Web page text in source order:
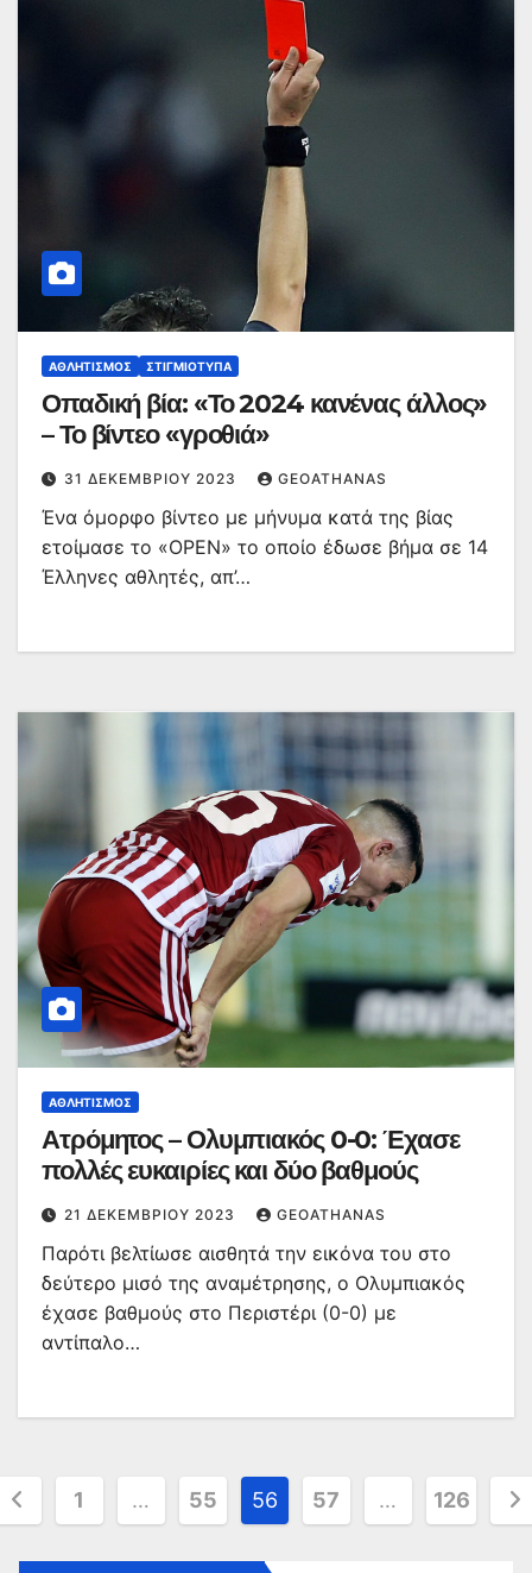
ΑΘΛΗΤΙΣΜΌΣ ΣΤΙΓΜΙΌΤΥΠΑ
Οπαδική βία: «Το 2024 κανένας άλλος»
– Το βίντεο «γροθιά»
31 ΔΕΚΕΜΒΡΊΟΥ 2023 GEOATHANAS
Ένα όμορφο βίντεο με μήνυμα κατά της βίας
ετοίμασε το «OPEN» το οποίο έδωσε βήμα σε 14
Έλληνες αθλητές, απ’…
ΑΘΛΗΤΙΣΜΌΣ
Ατρόμητος – Ολυμπιακός 0-0: Έχασε
πολλές ευκαιρίες και δύο βαθμούς
21 ΔΕΚΕΜΒΡΊΟΥ 2023 GEOATHANAS
Παρότι βελτίωσε αισθητά την εικόνα του στο
δεύτερο μισό της αναμέτρησης, ο Ολυμπιακός
έχασε βαθμούς στο Περιστέρι (0-0) με
αντίπαλο…
1 … 55 56 57 … 126